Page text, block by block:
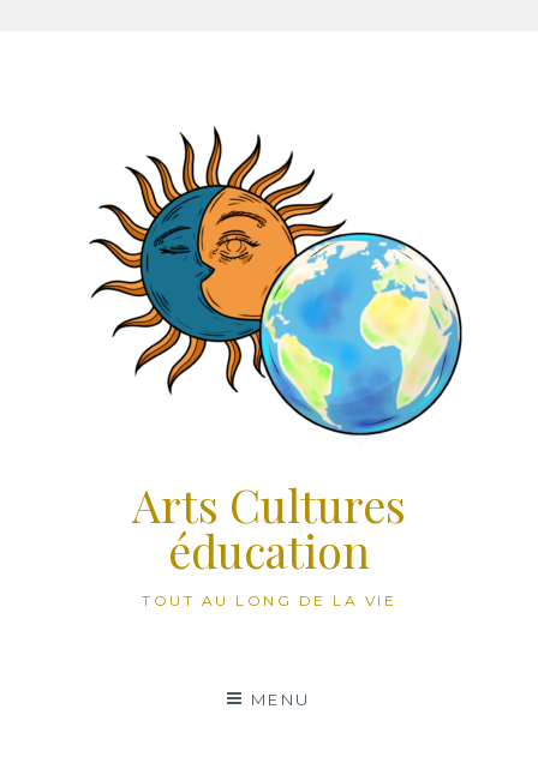
Arts Cultures
éducation
TOUT AU LONG DE LA VIE
MENU